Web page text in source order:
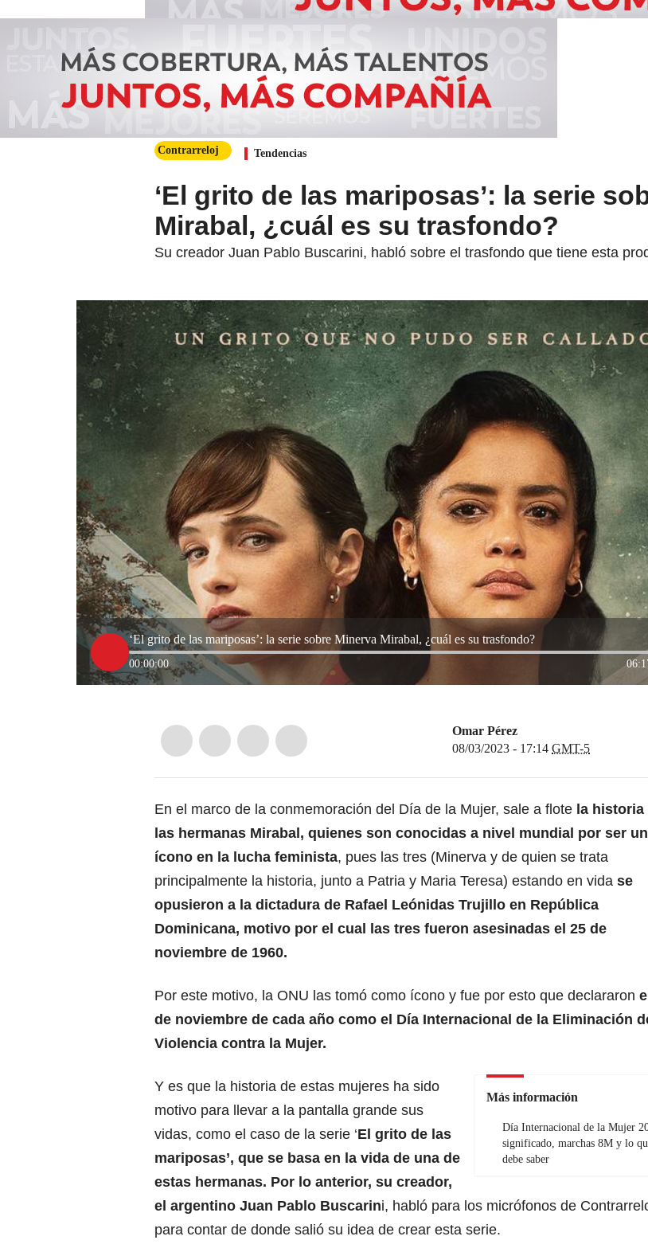
Contrarreloj Tendencias
‘El grito de las mariposas’: la serie
Mirabal, ¿cuál es su trasfondo?
Su creador Juan Pablo Buscarini, habló sobre el trasfondo que tiene esta
‘El grito de las mariposas’: la serie sobre Minerva Mirabal, ¿cuál es su trasfondo?
00:00:00
Omar Pérez
08/03/2023 - 17:14 GMT-5
En el marco de la conmemoración del Día de la Mujer, sale a flote la historia
las hermanas Mirabal, quienes son conocidas a nivel mundial por ser un
ícono en la lucha feminista, pues las tres (Minerva y de quien se trata
principalmente la historia, junto a Patria y Maria Teresa) estando en vida se
opusieron a la dictadura de Rafael Leónidas Trujillo en República
Dominicana, motivo por el cual las tres fueron asesinadas el 25 de
noviembre de 1960.
Por este motivo, la ONU las tomó como ícono y fue por esto que declararon
de noviembre de cada año como el Día Internacional de la Eliminación
Violencia contra la Mujer.
Más información
Día Internacional de la Mujer
significado, marchas 8M y lo
debe saber
Y es que la historia de estas mujeres ha sido
motivo para llevar a la pantalla grande sus
vidas, como el caso de la serie ‘El grito de las
mariposas’, que se basa en la vida de una de
estas hermanas. Por lo anterior, su creador,
el argentino Juan Pablo Buscarini, habló para los micrófonos de
para contar de donde salió su idea de crear esta serie.